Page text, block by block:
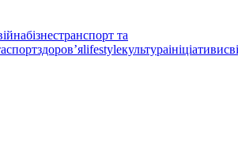
бізнестранспорт та
спортздоровʼяlifestyleкультураініціативи